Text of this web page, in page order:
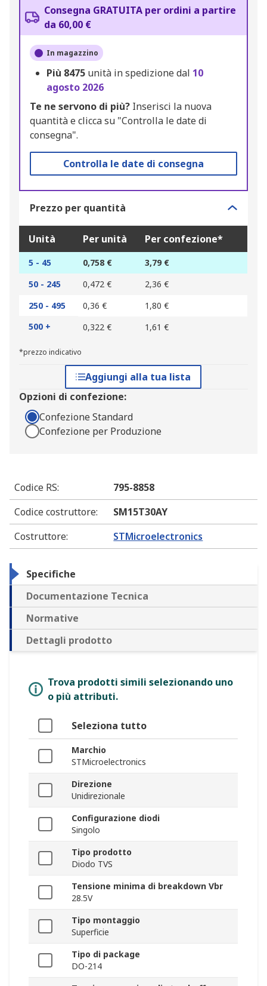
Consegna GRATUITA per ordini a partire
da 60,00 €
In magazzino
Più 8475 unità in spedizione dal 10
agosto 2026
Te ne servono di più? Inserisci la nuova
quantità e clicca su "Controlla le date di
consegna".
Controlla le date di consegna
Prezzo per quantità
Unità Per unità Per confezione*
5 - 45 0,758 €
3,79 €
50 - 245
0,472 €
2,36 €
250 - 495
0,36 €
1,80 €
500 +
0,322 € 1,61 €
*prezzo indicativo
Aggiungi alla tua lista
Opzioni di confezione:
Confezione Standard
Confezione per Produzione
Codice RS:
795-8858
Codice costruttore:
SM15T30AY
Costruttore: STMicroelectronics
Specifiche
Documentazione Tecnica
Normative
Dettagli prodotto
Trova prodotti simili selezionando uno
o più attributi.
Seleziona tutto
Marchio
STMicroelectronics
Direzione
Unidirezionale
Configurazione diodi
Singolo
Tipo prodotto
Diodo TVS
Tensione minima di breakdown Vbr
28.5V
Tipo montaggio
Superficie
Tipo di package
DO-214